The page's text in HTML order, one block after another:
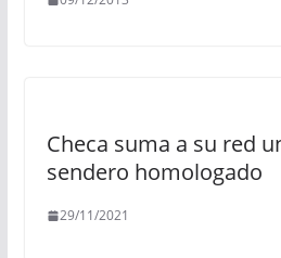
Checa suma a su red
sendero homologado
29/11/2021